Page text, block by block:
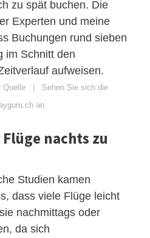
zu spät buchen. Die
Experten und meine
Buchungen rund sieben
im Schnitt den
aufweisen.
Quelle | Sehen Sie sich die
an
nachts zu
Studien kamen
dass viele Flüge leicht
nachmittags oder
da sich